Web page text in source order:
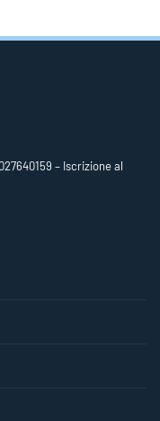
– Iscrizione al